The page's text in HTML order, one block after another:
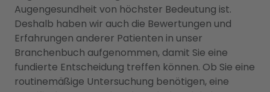
Augengesundheit von höchster Bedeutung ist.
Deshalb haben wir auch die Bewertungen und
Erfahrungen anderer Patienten in unser
Branchenbuch aufgenommen, damit Sie eine
fundierte Entscheidung treffen können. Ob Sie eine
routinemäßige Untersuchung benötigen, eine